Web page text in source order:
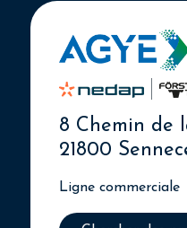
8 Chemin de
21800
Ligne commerciale